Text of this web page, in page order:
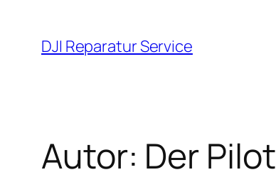
Inhalt
springen
DJI Reparatur Service
Autor: Der Pilot